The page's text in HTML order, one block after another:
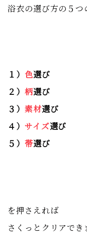
浴衣の選び方の５つ
１） 色選び
２） 柄選び
３） 素材選び
４） サイズ選び
５） 帯選び
を押さえれば
さくっとクリアでき